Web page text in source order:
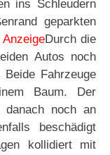
ins Schleudern
geparkten
AnzeigeDurch die
Autos noch
Fahrzeuge
Baum. Der
danach noch an
beschädigt
kollidiert mit